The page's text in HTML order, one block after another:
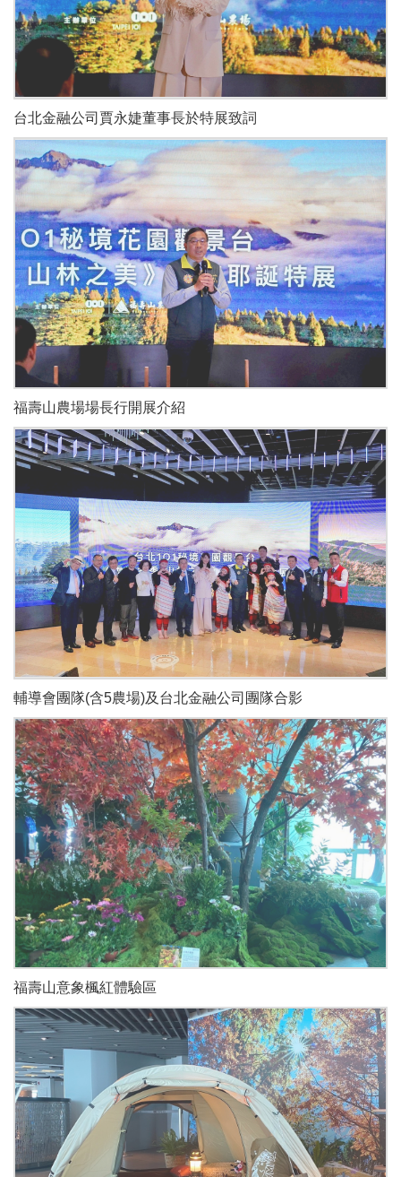
台北金融公司賈永婕董事長於特展致詞
福壽山農場場長行開展介紹
輔導會團隊(含5農場)及台北金融公司團隊合影
福壽山意象楓紅體驗區